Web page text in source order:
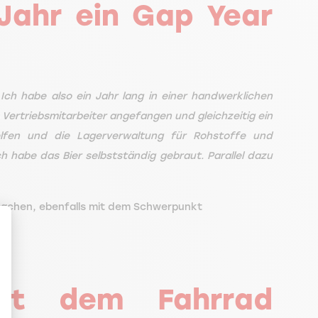
Sie Ihre Optionen an
ein Gap Year
habe also ein Jahr lang in einer handwerklichen
angefangen und gleichzeitig ein
und die Lagerverwaltung für Rohstoffe und
habe das Bier selbstständig gebraut. Parallel dazu
ebenfalls mit dem Schwerpunkt
dem Fahrrad